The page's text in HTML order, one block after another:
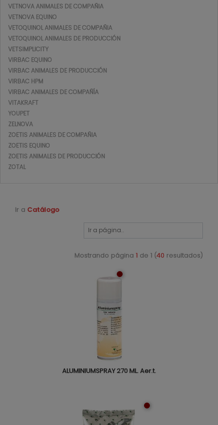
Ir a Catálogo
Mostrando página 1 de 1 (40 resultados)
ALUMINIUMSPRAY 270 ML. Aer.t.
VETNOVA ANIMALES DE COMPAÑIA
VETNOVA EQUINO
VETOQUINOL ANIMALES DE COMPAÑIA
VETOQUINOL ANIMALES DE PRODUCCIÓN
VETSIMPLICITY
VIRBAC EQUINO
VIRBAC ANIMALES DE PRODUCCIÓN
VIRBAC HPM
VIRBAC ANIMALES DE COMPAÑÍA
VITAKRAFT
YOUPET
ZELNOVA
ZOETIS ANIMALES DE COMPAÑIA
ZOETIS EQUINO
ZOETIS ANIMALES DE PRODUCCIÓN
ZOTAL